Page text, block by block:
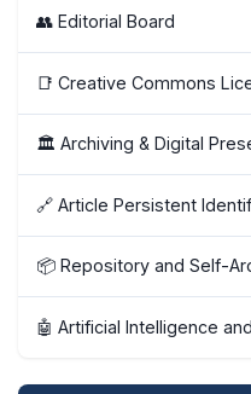
👥 Editorial Board
📑 Creative Commons
🏛️ Archiving & Digital
🔗 Article Persistent
📦 Repository and Self-
🤖 Artificial Intelligence